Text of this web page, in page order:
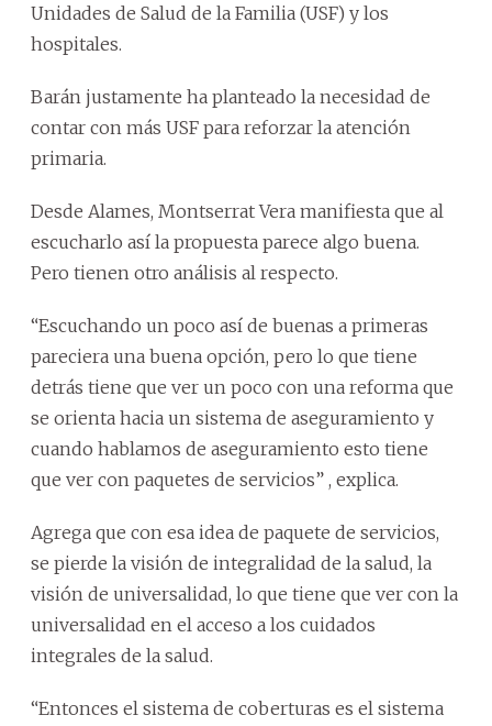
Unidades de Salud de la Familia (USF) y los
hospitales.
Barán justamente ha planteado la necesidad de
contar con más USF para reforzar la atención
primaria.
Desde Alames, Montserrat Vera manifiesta que al
escucharlo así la propuesta parece algo buena.
Pero tienen otro análisis al respecto.
“Escuchando un poco así de buenas a primeras
pareciera una buena opción, pero lo que tiene
detrás tiene que ver un poco con una reforma que
se orienta hacia un sistema de aseguramiento y
cuando hablamos de aseguramiento esto tiene
que ver con paquetes de servicios” , explica.
Agrega que con esa idea de paquete de servicios,
se pierde la visión de integralidad de la salud, la
visión de universalidad, lo que tiene que ver con la
universalidad en el acceso a los cuidados
integrales de la salud.
“Entonces el sistema de coberturas es el sistema